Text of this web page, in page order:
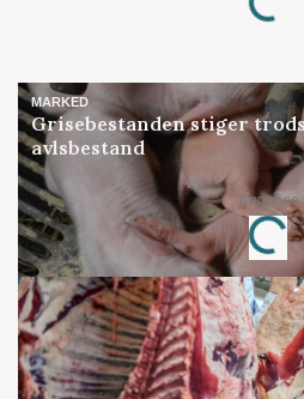
Loading...
MARKED
Grisebestanden stiger
avlsbestand
Annonce
Loading...